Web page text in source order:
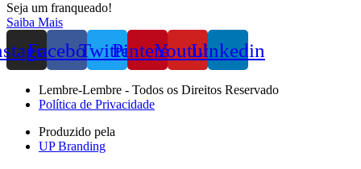
Seja um franqueado!
Saiba Mais
FacebookTwitterPinterestYoutubeLinkedin
Lembre-Lembre - Todos os Direitos Reservado
Política de Privacidade
Produzido pela
UP Branding